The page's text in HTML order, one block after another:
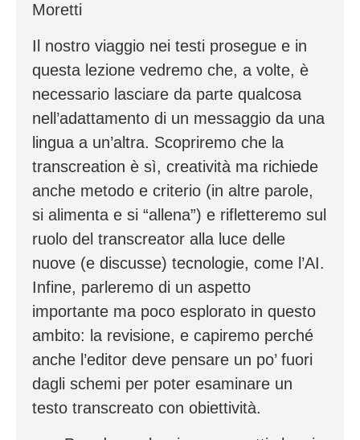
Moretti
Il nostro viaggio nei testi prosegue e in
questa lezione vedremo che, a volte, è
necessario lasciare da parte qualcosa
nell’adattamento di un messaggio da una
lingua a un’altra. Scopriremo che la
transcreation è sì, creatività ma richiede
anche metodo e criterio (in altre parole,
si alimenta e si “allena”) e rifletteremo sul
ruolo del transcreator alla luce delle
nuove (e discusse) tecnologie, come l’AI.
Infine, parleremo di un aspetto
importante ma poco esplorato in questo
ambito: la revisione, e capiremo perché
anche l’editor deve pensare un po’ fuori
dagli schemi per poter esaminare un
testo transcreato con obiettività.